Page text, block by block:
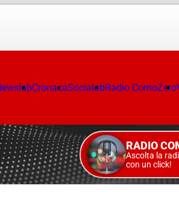
CronacaSocialabRadio ComoZero
RADIO
Ascolta la
con un click!